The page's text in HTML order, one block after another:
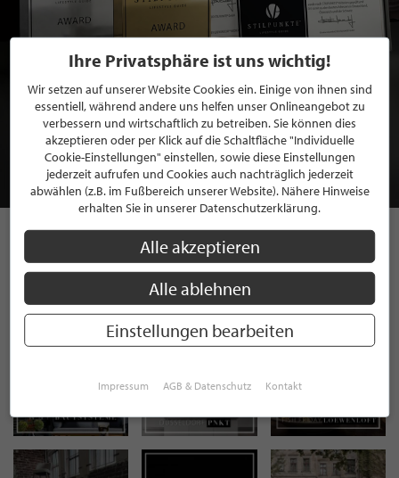
BEWERBEN SIE SICH FÜR EINE GRATIS
MITGLIEDSCHAFT BEI STILPUNKTE®
JETZT GRATIS BEWERBEN
STILPUNKTE AUF
INSTAGRAM
Ihre Privatsphäre ist uns wichtig!
Wir setzen auf unserer Website Cookies ein. Einige von ihnen sind
essentiell, während andere uns helfen unser Onlineangebot zu
verbessern und wirtschaftlich zu betreiben. Sie können dies
akzeptieren oder per Klick auf die Schaltfläche "Individuelle
Cookie-Einstellungen" einstellen, sowie diese Einstellungen
jederzeit aufrufen und Cookies auch nachträglich jederzeit
abwählen (z.B. im Fußbereich unserer Website). Nähere Hinweise
erhalten Sie in unserer Datenschutzerklärung.
Alle akzeptieren
Alle ablehnen
Einstellungen bearbeiten
Impressum AGB & Datenschutz Kontakt